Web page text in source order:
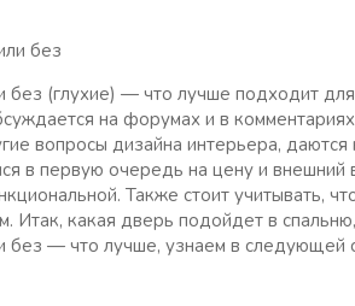
(глухие) — что лучше подходит
на форумах и в
вопросы дизайна интерьера,
в первую очередь на цену и
Также стоит учитывать,
Итак, какая дверь подойдет в
— что лучше, узнаем в следующей